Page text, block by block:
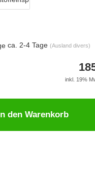
ca. 2-4 Tage (Ausland divers)
inkl. 19%
In den Warenkorb